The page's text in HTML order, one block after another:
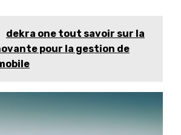
dekra one tout savoir sur la
pour la gestion de